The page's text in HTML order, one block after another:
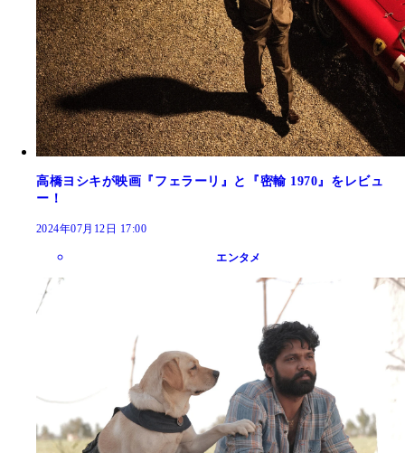
高橋ヨシキが映画『フェラーリ』と『密輸 1970』をレビュ
ー！
2024年07月12日 17:00
エンタメ